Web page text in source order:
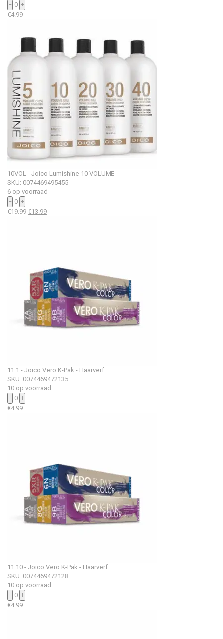
− 0 +
€4.99
10VOL - Joico Lumishine 10 VOLUME
SKU: 0074469495455
6 op voorraad
− 0 +
€19.99 Oorspronkelijke
€13.99Huidige
11.1 - Joico Vero K-Pak - Haarverf
SKU: 0074469472135
10 op voorraad
− 0 +
€4.99
11.10 - Joico Vero K-Pak - Haarverf
SKU: 0074469472128
10 op voorraad
− 0 +
€4.99